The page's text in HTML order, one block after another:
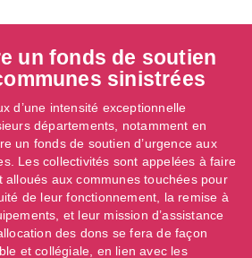
un fonds de soutien
sinistrées
d’une intensité exceptionnelle
départements, notamment en
un fonds de soutien d’urgence aux
Les collectivités sont appelées à faire
alloués aux communes touchées pour
de leur fonctionnement, la remise à
et leur mission d’assistance
des dons se fera de façon
et collégiale, en lien avec les